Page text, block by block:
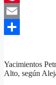
Pinterest
Email
Yacimientos
Alto, según